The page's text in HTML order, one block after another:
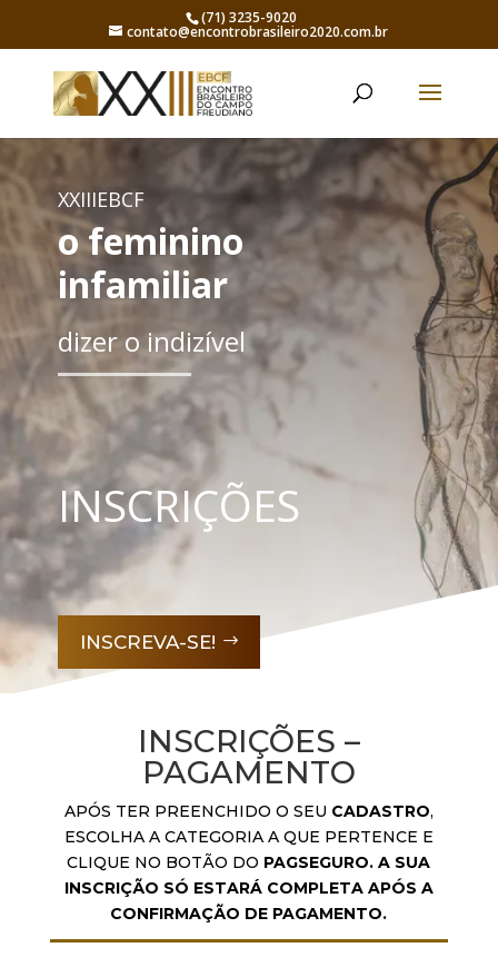
(71) 3235-9020
contato@encontrobrasileiro2020.com.br
XXIIIEBCF
o feminino
infamiliar
dizer o indizível
INSCRIÇÕES
INSCREVA-SE!
INSCRIÇÕES –
PAGAMENTO
APÓS TER PREENCHIDO O SEU CADASTRO,
ESCOLHA A CATEGORIA A QUE PERTENCE E
CLIQUE NO BOTÃO DO PAGSEGURO. A SUA
INSCRIÇÃO SÓ ESTARÁ COMPLETA APÓS A
CONFIRMAÇÃO DE PAGAMENTO.